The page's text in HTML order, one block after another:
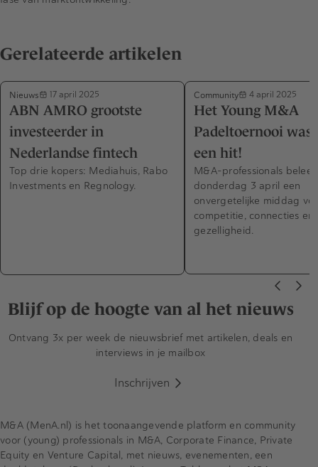
Gerelateerde artikelen
Nieuws 17 april 2025
ABN AMRO grootste
investeerder in
Nederlandse fintech
Top drie kopers: Mediahuis, Rabo
Investments en Regnology.
Community 4 april 2025
Het Young M&A
Padeltoernooi was
een hit!
M&A-professionals
donderdag 3 april een
onvergetelijke middag vol
competitie, connecties en
gezelligheid.
Blijf op de hoogte van al het nieuws
Ontvang 3x per week de nieuwsbrief met artikelen, deals en
interviews in je mailbox
Inschrijven
M&A (MenA.nl) is het toonaangevende platform en community
voor (young) professionals in M&A, Corporate Finance, Private
Equity en Venture Capital, met nieuws, evenementen, een